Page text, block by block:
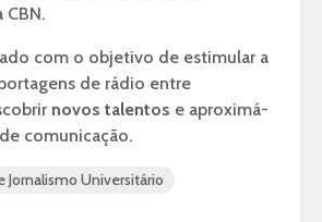
CBN.
com o objetivo de estimular a
de rádio entre
novos talentos e aproximá-
comunicação.
Jornalismo Universitário